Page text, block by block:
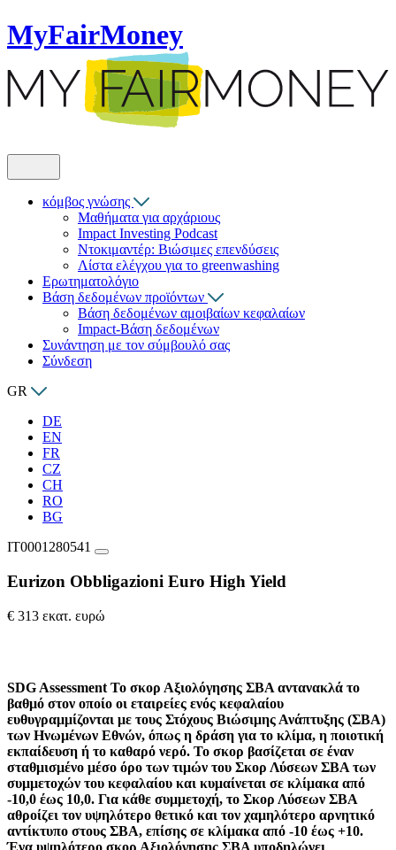
MyFairMoney
κόμβος γνώσης
Μαθήματα για αρχάριους
Impact Investing Podcast
Ντοκιμαντέρ: Βιώσιμες επενδύσεις
Λίστα ελέγχου για το greenwashing
Ερωτηματολόγιο
Βάση δεδομένων προϊόντων
Βάση δεδομένων αμοιβαίων κεφαλαίων
Impact-Βάση δεδομένων
Συνάντηση με τον σύμβουλό σας
Σύνδεση
GR
DE
EN
FR
CZ
CH
RO
BG
IT0001280541
Eurizon Obbligazioni Euro High Yield
€ 313 εκατ. ευρώ
SDG Assessment Το σκορ Αξιολόγησης ΣΒΑ αντανακλά το
βαθμό στον οποίο οι εταιρείες ενός κεφαλαίου
ευθυγραμμίζονται με τους Στόχους Βιώσιμης Ανάπτυξης (ΣΒΑ)
των Ηνωμένων Εθνών, όπως η δράση για το κλίμα, η ποιοτική
εκπαίδευση ή το καθαρό νερό. Το σκορ βασίζεται σε έναν
σταθμισμένο μέσο όρο των τιμών του Σκορ Λύσεων ΣΒΑ των
συμμετοχών του κεφαλαίου και κυμαίνεται σε κλίμακα από
-10,0 έως 10,0. Για κάθε συμμετοχή, το Σκορ Λύσεων ΣΒΑ
αθροίζει τον υψηλότερο θετικό και τον χαμηλότερο αρνητικό
αντίκτυπο στους ΣΒΑ, επίσης σε κλίμακα από -10 έως +10.
Ένα υψηλότερο σκορ Αξιολόγησης ΣΒΑ υποδηλώνει